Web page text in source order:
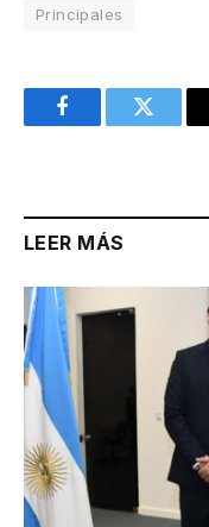
Principales
FacebookTwitter
LEER MÁS